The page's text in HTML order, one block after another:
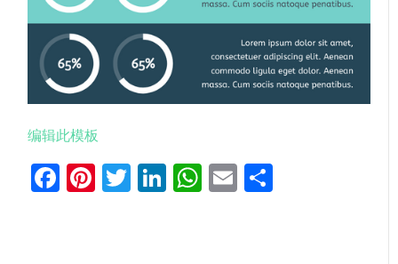
编辑此模板
Facebook
Pinterest
Twitter
LinkedIn
WhatsApp
Email